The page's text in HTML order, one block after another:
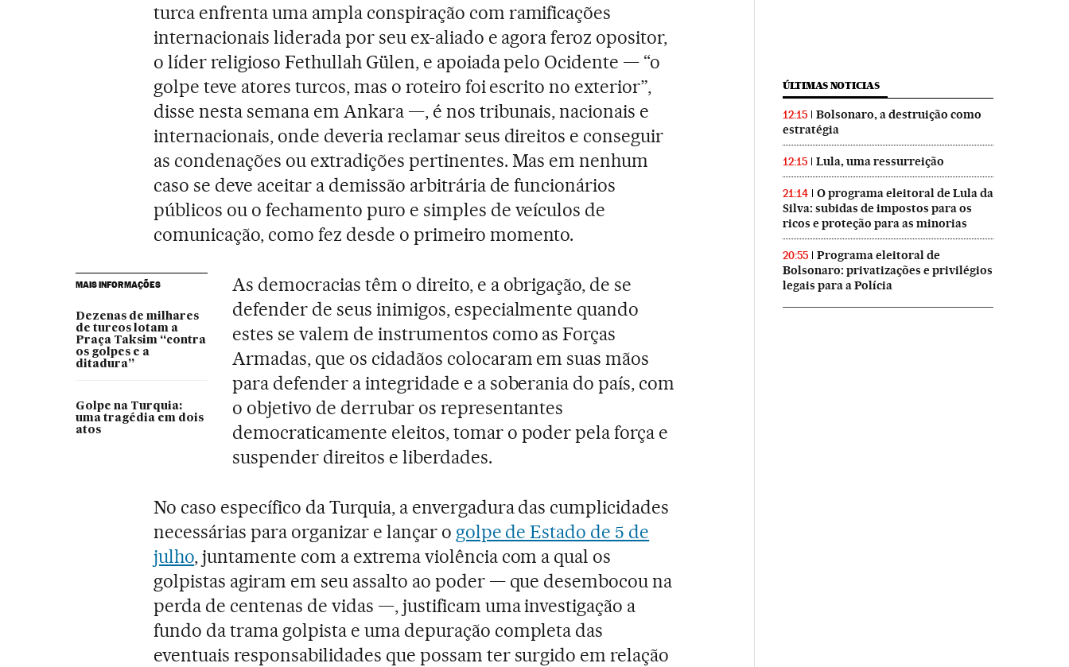
turca enfrenta uma ampla conspiração com ramificações
internacionais liderada por seu ex-aliado e agora feroz opositor,
o líder religioso Fethullah Gülen, e apoiada pelo Ocidente — “o
golpe teve atores turcos, mas o roteiro foi escrito no exterior”,
disse nesta semana em Ankara —, é nos tribunais, nacionais e
internacionais, onde deveria reclamar seus direitos e conseguir
as condenações ou extradições pertinentes. Mas em nenhum
caso se deve aceitar a demissão arbitrária de funcionários
públicos ou o fechamento puro e simples de veículos de
comunicação, como fez desde o primeiro momento.
MAIS INFORMAÇÕES
Dezenas de milhares
de turcos lotam a
Praça Taksim “contra
os golpes e a
ditadura”
Golpe na Turquia:
uma tragédia em dois
atos
As democracias têm o direito, e a obrigação, de se
defender de seus inimigos, especialmente quando
estes se valem de instrumentos como as Forças
Armadas, que os cidadãos colocaram em suas mãos
para defender a integridade e a soberania do país, com
o objetivo de derrubar os representantes
democraticamente eleitos, tomar o poder pela força e
suspender direitos e liberdades.
No caso específico da Turquia, a envergadura das cumplicidades
necessárias para organizar e lançar o golpe de Estado de 5 de
julho, juntamente com a extrema violência com a qual os
golpistas agiram em seu assalto ao poder — que desembocou na
perda de centenas de vidas —, justificam uma investigação a
fundo da trama golpista e uma depuração completa das
eventuais responsabilidades que possam ter surgido em relação
ÚLTIMAS NOTICIAS
12:15
Bolsonaro, a destruição como
estratégia
12:15 Lula, uma ressurreição
21:14
O programa eleitoral de Lula da
Silva: subidas de impostos para os
ricos e proteção para as minorias
20:55
Programa eleitoral de
Bolsonaro: privatizações e privilégios
legais para a Polícia